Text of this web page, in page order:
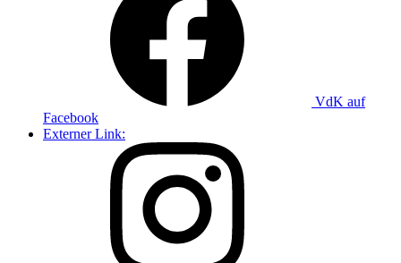
VdK auf
Facebook
Externer Link: